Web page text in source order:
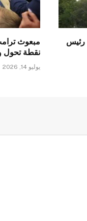
رئيس
مبعوث
نقطة تحول
يوليو 14, 2026